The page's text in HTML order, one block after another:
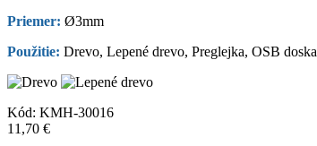
Priemer: Ø3mm
Použitie: Drevo, Lepené drevo, Preglejka, OSB doska
Kód: KMH-30016
11,70 €